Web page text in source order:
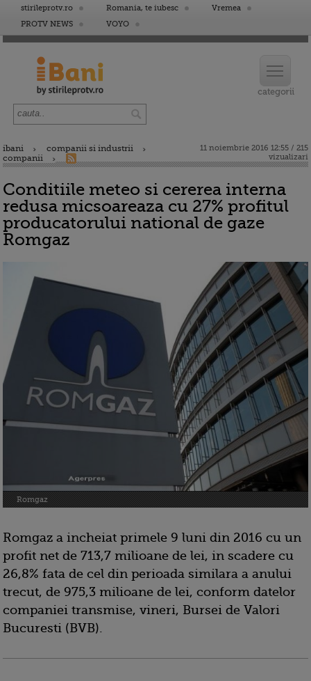
stirileprotv.ro Romania, te iubesc
Vremea
PROTV NEWS
VOYO
ibani
companii si industrii
companii
11 noiembrie 2016 12:55 / 215
vizualizari
Conditiile meteo si cererea interna
redusa micsoareaza cu 27% profitul
producatorului national de gaze
Romgaz
Romgaz
Romgaz a incheiat primele 9 luni din 2016 cu un
profit net de 713,7 milioane de lei, in scadere cu
26,8% fata de cel din perioada similara a anului
trecut, de 975,3 milioane de lei, conform datelor
companiei transmise, vineri, Bursei de Valori
Bucuresti (BVB).